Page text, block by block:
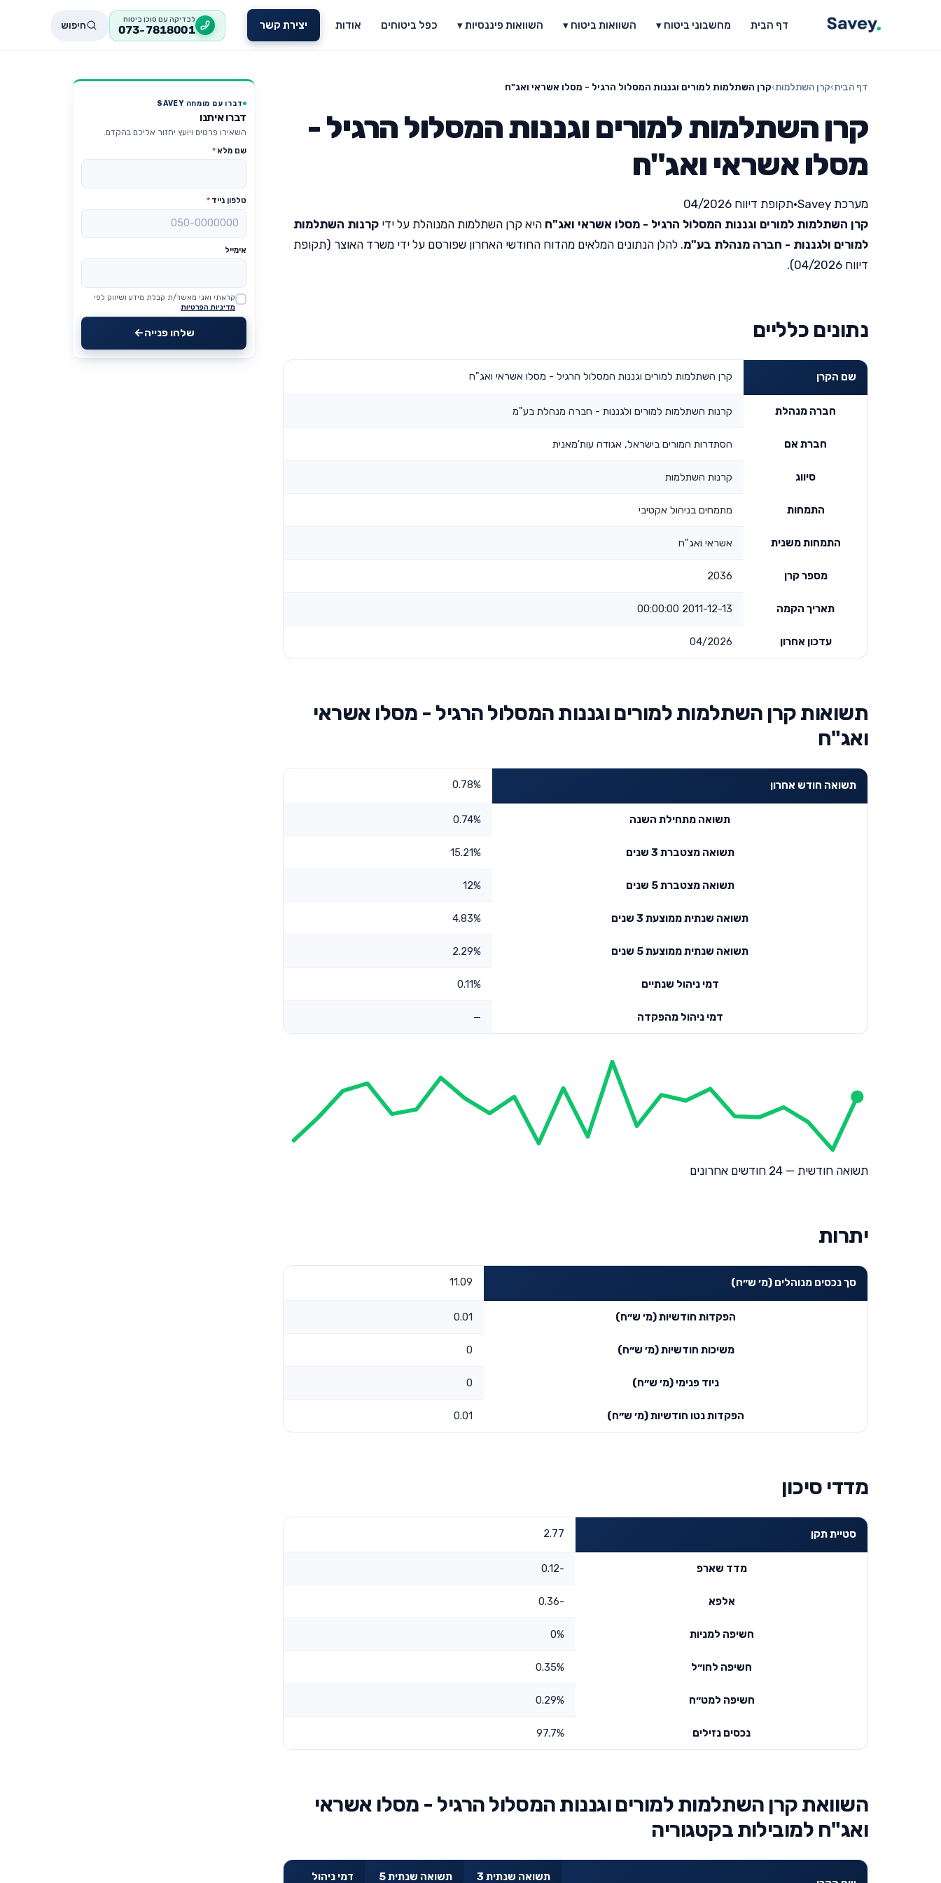
דף הבית מחשבוני ביטוח ▾ השוואות ביטוח ▾ השוואות פיננסיות ▾ כפל ביטוחים אודות יצירת קשר לבדיקה עם סוכן ביטוח
073-7818001 חיפוש
דף הבית›קרן השתלמות›קרן השתלמות למורים וגננות המסלול הרגיל - מסלו אשראי ואג"ח
קרן השתלמות למורים וגננות המסלול הרגיל -
מסלו אשראי ואג"ח
מערכת Savey •תקופת דיווח 04/2026
קרן השתלמות למורים וגננות המסלול הרגיל - מסלו אשראי ואג"ח היא קרן השתלמות המנוהלת על ידי קרנות השתלמות
למורים ולגננות - חברה מנהלת בע"מ. להלן הנתונים המלאים מהדוח החודשי האחרון שפורסם על ידי משרד האוצר (תקופת
דיווח 04/2026).
נתונים כלליים
שם הקרן קרן השתלמות למורים וגננות המסלול הרגיל - מסלו אשראי ואג"ח
חברה מנהלת קרנות השתלמות למורים ולגננות - חברה מנהלת בע"מ
חברת אם הסתדרות המורים בישראל, אגודה עות'מאנית
סיווג קרנות השתלמות
התמחות מתמחים בניהול אקטיבי
התמחות משנית אשראי ואג"ח
מספר קרן 2036
תאריך הקמה 2011-12-13 00:00:00
עדכון אחרון 04/2026
תשואות קרן השתלמות למורים וגננות המסלול הרגיל - מסלו אשראי
ואג"ח
תשואה חודש אחרון 0.78%
תשואה מתחילת השנה 0.74%
תשואה מצטברת 3 שנים 15.21%
תשואה מצטברת 5 שנים 12%
תשואה שנתית ממוצעת 3 שנים 4.83%
תשואה שנתית ממוצעת 5 שנים 2.29%
דמי ניהול שנתיים 0.11%
דמי ניהול מהפקדה —
תשואה חודשית — 24 חודשים אחרונים
יתרות
סך נכסים מנוהלים (מ׳ ש״ח) 11.09
הפקדות חודשיות (מ׳ ש״ח) 0.01
משיכות חודשיות (מ׳ ש״ח) 0
ניוד פנימי (מ׳ ש״ח) 0
הפקדות נטו חודשיות (מ׳ ש״ח) 0.01
מדדי סיכון
סטיית תקן 2.77
מדד שארפ -0.12
אלפא -0.36
חשיפה למניות 0%
חשיפה לחו״ל 0.35%
חשיפה למט״ח 0.29%
נכסים נזילים 97.7%
השוואת קרן השתלמות למורים וגננות המסלול הרגיל - מסלו אשראי
ואג"ח למובילות בקטגוריה
תשואה שנתית 3 תשואה שנתית 5 דמי ניהול
דברו עם מומחה SAVEY
דברו איתנו
השאירו פרטים ויועץ יחזור אליכם בהקדם.
שם מלא*
טלפון נייד *
אימייל
Website
קראתי ואני מאשר/ת קבלת מידע ושיווק לפי
מדיניות הפרטיות
שלחו פנייה